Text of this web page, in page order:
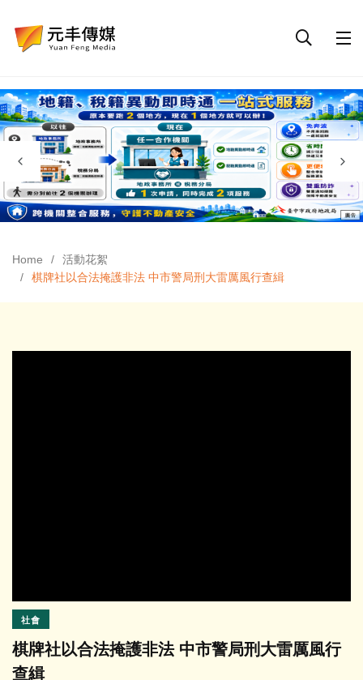
Home
活動花絮
棋牌社以合法掩護非法 中市警局刑大雷厲風行查緝
社會
棋牌社以合法掩護非法 中市警局刑大雷厲風行
查緝